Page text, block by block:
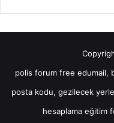
polis forum free edumail,
posta kodu, gezilecek
hesaplama eğitim